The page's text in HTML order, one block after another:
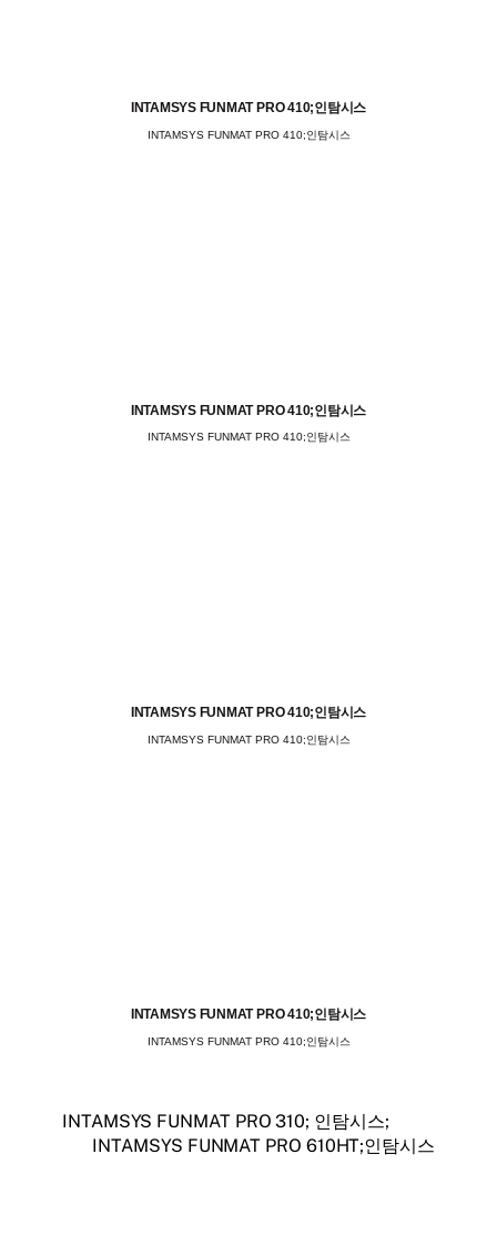
INTAMSYS FUNMAT PRO 410;인탐시스
INTAMSYS FUNMAT PRO 410;인탐시스
INTAMSYS FUNMAT PRO 410;인탐시스
INTAMSYS FUNMAT PRO 410;인탐시스
INTAMSYS FUNMAT PRO 410;인탐시스
INTAMSYS FUNMAT PRO 410;인탐시스
INTAMSYS FUNMAT PRO 410;인탐시스
INTAMSYS FUNMAT PRO 410;인탐시스
INTAMSYS FUNMAT PRO 310; 인탐시스;
INTAMSYS FUNMAT PRO 610HT;인탐시스